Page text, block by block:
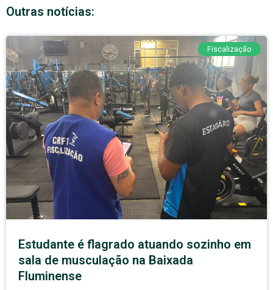
Outras notícias:
Fiscalização
Estudante é flagrado atuando sozinho em
sala de musculação na Baixada
Fluminense